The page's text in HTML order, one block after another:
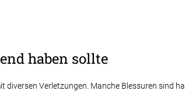
haben sollte
Verletzungen. Manche Blessuren sind